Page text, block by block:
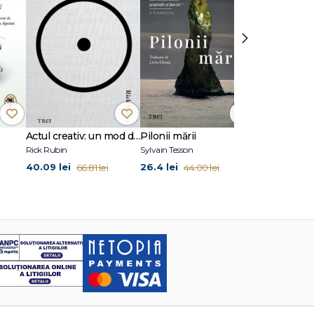
Actul creativ: un mod de viață
Rick Rubin
40.09 lei 66.81 lei
Pilonii mării
Sylvain Tesson
26.4 lei 44.00 lei
›